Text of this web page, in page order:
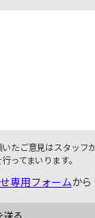
たご意見はスタッフ
ってまいります。
専用フォームから